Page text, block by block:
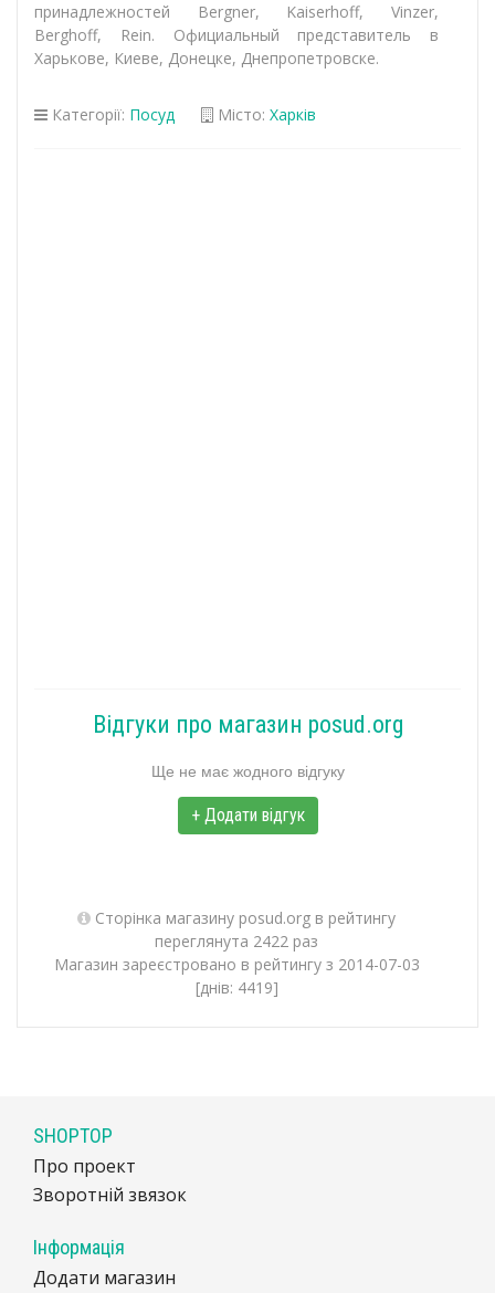
принадлежностей Bergner, Kaiserhoff, Vinzer,
Berghoff, Rein. Официальный представитель в
Харькове, Киеве, Донецке, Днепропетровске.
Категорії: Посуд Місто: Харків
Відгуки про магазин posud.org
Ще не має жодного відгуку
+ Додати відгук
Сторінка магазину posud.org в рейтингу
переглянута 2422 раз
Магазин зареєстровано в рейтингу з 2014-07-03
[днів: 4419]
SHOPTOP
Про проект
Зворотній звязок
Інформація
Додати магазин